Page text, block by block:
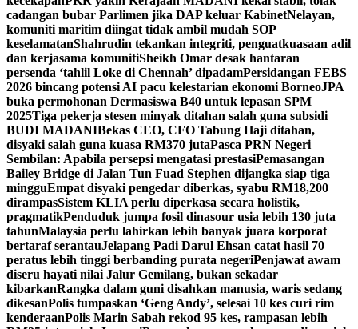
cadangan bubar Parlimen jika DAP keluar KabinetNelayan,
komuniti maritim diingat tidak ambil mudah SOP
keselamatanShahrudin tekankan integriti, penguatkuasaan adil
dan kerjasama komunitiSheikh Omar desak hantaran
persenda ‘tahlil Loke di Chennah’ dipadamPersidangan FEBS
2026 bincang potensi AI pacu kelestarian ekonomi BorneoJPA
buka permohonan Dermasiswa B40 untuk lepasan SPM
2025Tiga pekerja stesen minyak ditahan salah guna subsidi
BUDI MADANIBekas CEO, CFO Tabung Haji ditahan,
disyaki salah guna kuasa RM370 jutaPasca PRN Negeri
Sembilan: Apabila persepsi mengatasi prestasiPemasangan
Bailey Bridge di Jalan Tun Fuad Stephen dijangka siap tiga
mingguEmpat disyaki pengedar diberkas, syabu RM18,200
dirampasSistem KLIA perlu diperkasa secara holistik,
pragmatikPenduduk jumpa fosil dinasour usia lebih 130 juta
tahunMalaysia perlu lahirkan lebih banyak juara korporat
bertaraf serantauJelapang Padi Darul Ehsan catat hasil 70
peratus lebih tinggi berbanding purata negeriPenjawat awam
diseru hayati nilai Jalur Gemilang, bukan sekadar
kibarkanRangka dalam guni disahkan manusia, waris sedang
dikesanPolis tumpaskan ‘Geng Andy’, selesai 10 kes curi rim
kenderaanPolis Marin Sabah rekod 95 kes, rampasan lebih